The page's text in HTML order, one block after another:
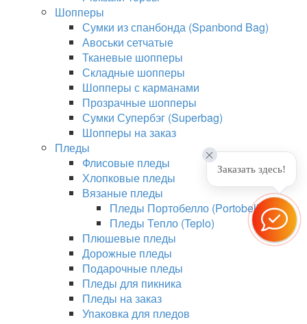
Шопперы
Сумки из спанбонда (Spanbond Bag)
Авоськи сетчатые
Тканевые шопперы
Складные шопперы
Шопперы с карманами
Прозрачные шопперы
Сумки Супербэг (Superbag)
Шопперы на заказ
Пледы
Флисовые пледы
Хлопковые пледы
Вязаные пледы
Пледы Портобелло (Portobello)
Пледы Тепло (Teplo)
Плюшевые пледы
Дорожные пледы
Подарочные пледы
Пледы для пикника
Пледы на заказ
Упаковка для пледов
Заказать здесь!